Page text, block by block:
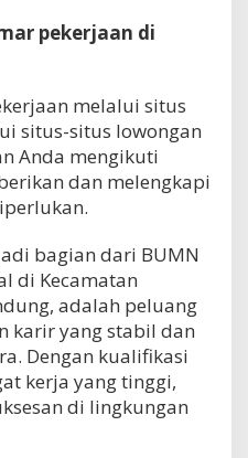
pekerjaan di
melalui situs
situs-situs lowongan
Anda mengikuti
dan melengkapi
bagian dari BUMN
di Kecamatan
adalah peluang
karir yang stabil dan
Dengan kualifikasi
kerja yang tinggi,
di lingkungan